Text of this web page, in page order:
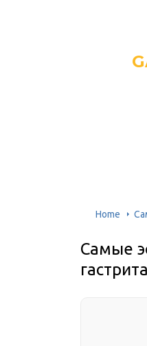
Home
Самые
гастрита